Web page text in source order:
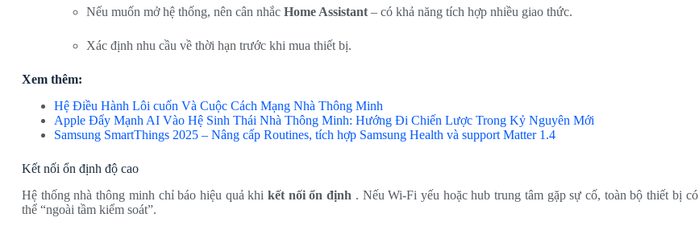
Nếu muốn mở hệ thống, nên cân nhắc Home Assistant – có khả năng tích hợp nhiều giao thức.
Xác định nhu cầu về thời hạn trước khi mua thiết bị.
Xem thêm:
Hệ Điều Hành Lôi cuốn Và Cuộc Cách Mạng Nhà Thông Minh
Apple Đẩy Mạnh AI Vào Hệ Sinh Thái Nhà Thông Minh: Hướng Đi Chiến Lược Trong Kỷ Nguyên Mới
Samsung SmartThings 2025 – Nâng cấp Routines, tích hợp Samsung Health và support Matter 1.4
Kết nối ổn định độ cao
Hệ thống nhà thông minh chỉ báo hiệu quả khikết nối ổn định . Nếu Wi-Fi yếu hoặc hub trung tâm gặp sự cố, toàn bộ thiết bị có
thể “ngoài tầm kiểm soát”.